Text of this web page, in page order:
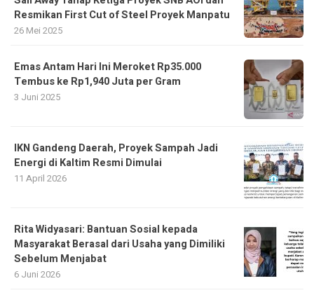
Resmikan First Cut of Steel Proyek Manpatu
26 Mei 2025
Emas Antam Hari Ini Meroket Rp35.000
Tembus ke Rp1,940 Juta per Gram
3 Juni 2025
IKN Gandeng Daerah, Proyek Sampah Jadi
Energi di Kaltim Resmi Dimulai
11 April 2026
Rita Widyasari: Bantuan Sosial kepada
Masyarakat Berasal dari Usaha yang Dimiliki
Sebelum Menjabat
6 Juni 2026